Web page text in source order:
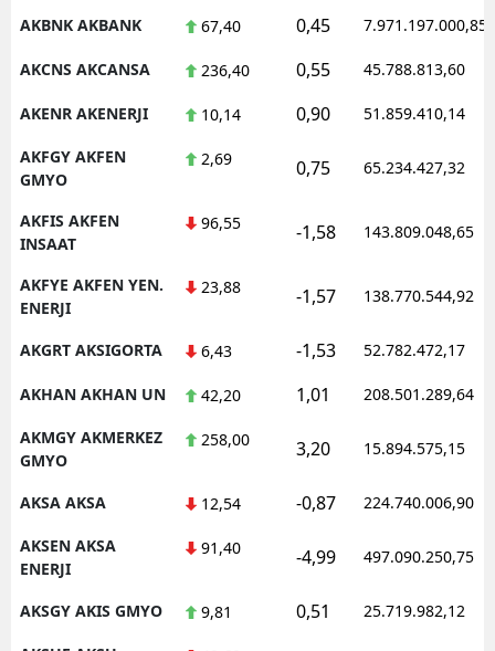
Kütahya
Malatya
Manisa
Kahramanmaraş
Muş
Nevşehir
Niğde
Samsun
AKBNK AKBANK 67,40 0,45 7.971.197.000,85
AKCNS AKCANSA 236,40 0,55 45.788.813,60
AKENR AKENERJI 10,14 0,90 51.859.410,14
AKFGY AKFEN
GMYO
2,69 0,75 65.234.427,32
AKFIS AKFEN
INSAAT
96,55 -1,58 143.809.048,65
AKFYE AKFEN YEN.
ENERJI
23,88 -1,57 138.770.544,92
AKGRT AKSIGORTA 6,43 -1,53 52.782.472,17
AKHAN AKHAN UN 42,20 1,01 208.501.289,64
AKMGY AKMERKEZ
GMYO
258,00 3,20 15.894.575,15
AKSA AKSA 12,54 -0,87 224.740.006,90
AKSEN AKSA
ENERJI
91,40 -4,99 497.090.250,75
AKSGY AKIS GMYO 9,81 0,51 25.719.982,12